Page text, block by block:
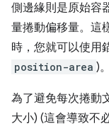
側邊緣則是原始容
量捲動偏移量。這
時，您就可以使用
position-area )。
為了避免每次捲動
大小) (這會導致不